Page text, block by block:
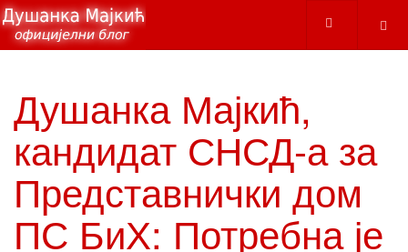
Душанка Мајкић,
кандидат СНСД-а за
Представнички дом
ПС БиХ: Потребна је